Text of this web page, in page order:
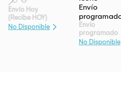
Envío Hoy
(Recibe HOY)
No Disponible
Envío
programado
No Disponible